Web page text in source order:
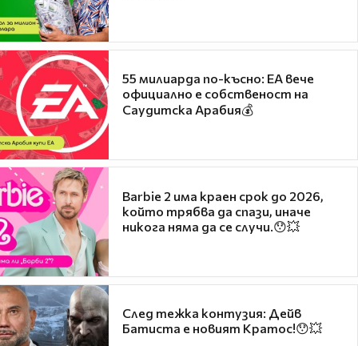
55 милиарда по-късно: EA вече
официално е собственост на
Саудитска Арабия💰
Barbie 2 има краен срок до 2026,
който трябва да спази, иначе
никога няма да се случи.😯💥
След тежка контузия: Дейв
Батиста е новият Кратос!😯💥